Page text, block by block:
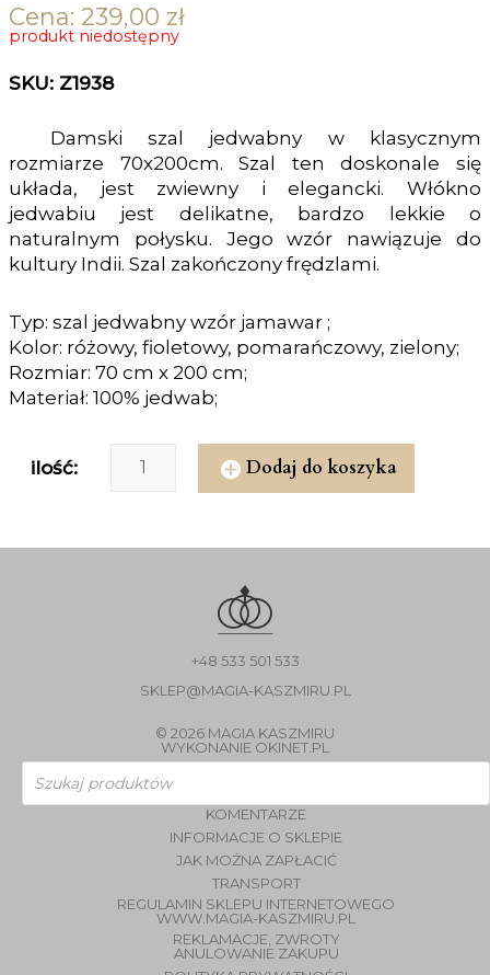
Cena: 239,00 zł
produkt niedostępny
SKU: Z1938
Damski szal jedwabny w klasycznym
rozmiarze 70x200cm. Szal ten doskonale się
układa, jest zwiewny i elegancki. Włókno
jedwabiu jest delikatne, bardzo lekkie o
naturalnym połysku. Jego wzór nawiązuje do
kultury Indii. Szal zakończony frędzlami.
Typ: szal jedwabny wzór jamawar ;
Kolor: różowy, fioletowy, pomarańczowy, zielony;
Rozmiar: 70 cm x 200 cm;
Materiał: 100% jedwab;
ilość: Dodaj do koszyka
+48 533 501 533
SKLEP@MAGIA-KASZMIRU.PL
© 2026 MAGIA KASZMIRU
WYKONANIE OKINET.PL
Wyszukiwarka
produktów
KOMENTARZE
INFORMACJE O SKLEPIE
JAK MOŻNA ZAPŁACIĆ
TRANSPORT
REGULAMIN SKLEPU INTERNETOWEGO
WWW.MAGIA-KASZMIRU.PL
REKLAMACJE, ZWROTY
ANULOWANIE ZAKUPU